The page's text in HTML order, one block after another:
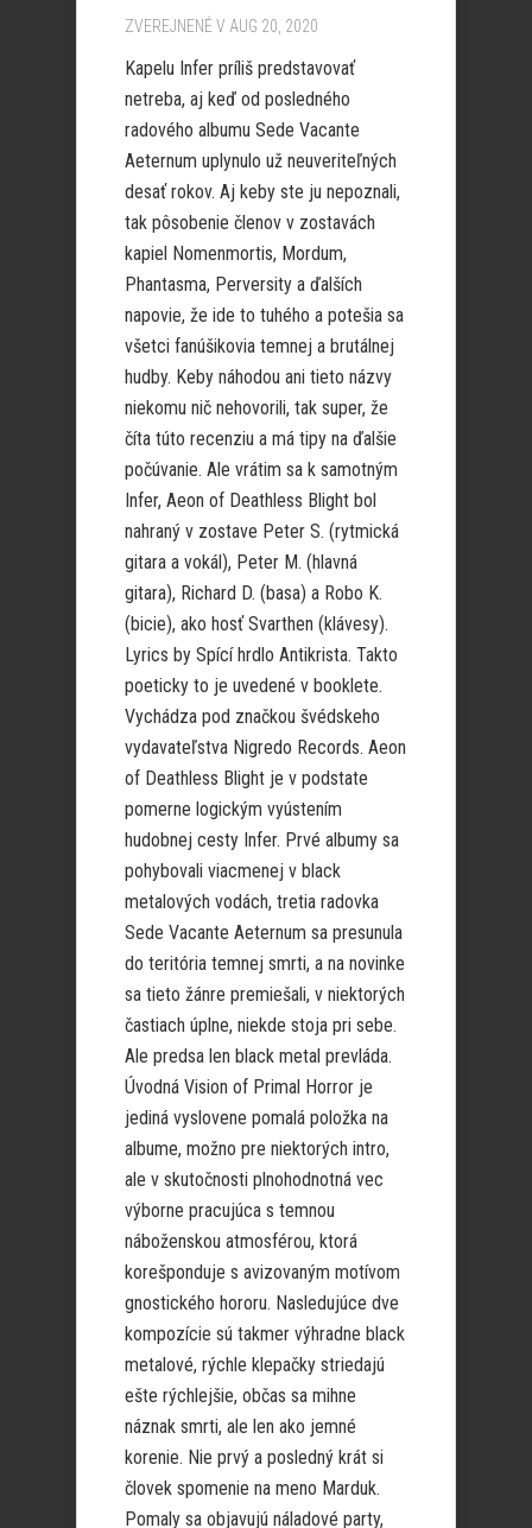
ZVEREJNENÉ V AUG 20, 2020
Kapelu Infer príliš predstavovať
netreba, aj keď od posledného
radového albumu Sede Vacante
Aeternum uplynulo už neuveriteľných
desať rokov. Aj keby ste ju nepoznali,
tak pôsobenie členov v zostavách
kapiel Nomenmortis, Mordum,
Phantasma, Perversity a ďalších
napovie, že ide to tuhého a potešia sa
všetci fanúšikovia temnej a brutálnej
hudby. Keby náhodou ani tieto názvy
niekomu nič nehovorili, tak super, že
číta túto recenziu a má tipy na ďalšie
počúvanie. Ale vrátim sa k samotným
Infer, Aeon of Deathless Blight bol
nahraný v zostave Peter S. (rytmická
gitara a vokál), Peter M. (hlavná
gitara), Richard D. (basa) a Robo K.
(bicie), ako hosť Svarthen (klávesy).
Lyrics by Spící hrdlo Antikrista. Takto
poeticky to je uvedené v booklete.
Vychádza pod značkou švédskeho
vydavateľstva Nigredo Records. Aeon
of Deathless Blight je v podstate
pomerne logickým vyústením
hudobnej cesty Infer. Prvé albumy sa
pohybovali viacmenej v black
metalových vodách, tretia radovka
Sede Vacante Aeternum sa presunula
do teritória temnej smrti, a na novinke
sa tieto žánre premiešali, v niektorých
častiach úplne, niekde stoja pri sebe.
Ale predsa len black metal prevláda.
Úvodná Vision of Primal Horror je
jediná vyslovene pomalá položka na
albume, možno pre niektorých intro,
ale v skutočnosti plnohodnotná vec
výborne pracujúca s temnou
náboženskou atmosférou, ktorá
korešponduje s avizovaným motívom
gnostického hororu. Nasledujúce dve
kompozície sú takmer výhradne black
metalové, rýchle klepačky striedajú
ešte rýchlejšie, občas sa mihne
náznak smrti, ale len ako jemné
korenie. Nie prvý a posledný krát si
človek spomenie na meno Marduk.
Pomaly sa objavujú náladové party,